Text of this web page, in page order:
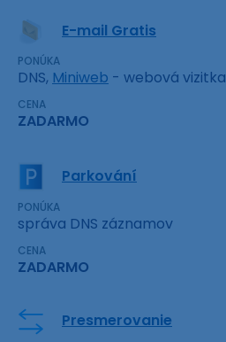
E-mail Gratis
PONÚKA
DNS, Miniweb - webová vizitka
CENA
ZADARMO
Parkování
PONÚKA
správa DNS záznamov
CENA
ZADARMO
Presmerovanie